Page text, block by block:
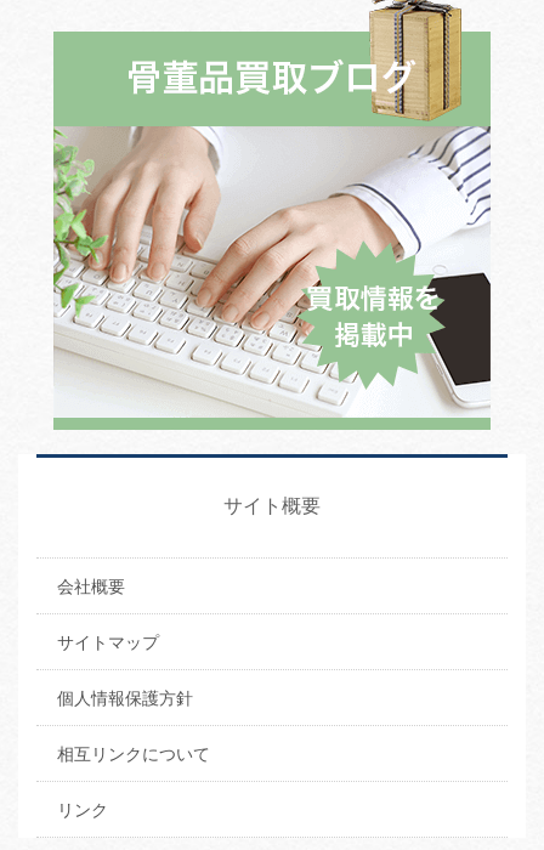
サイト概要
会社概要
サイトマップ
個人情報保護方針
相互リンクについて
リンク